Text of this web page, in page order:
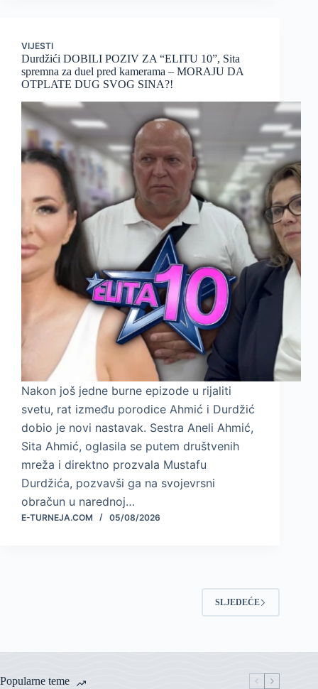
VIJESTI
Durdžići DOBILI POZIV ZA “ELITU 10”, Sita
spremna za duel pred kamerama – MORAJU DA
OTPLATE DUG SVOG SINA?!
Nakon još jedne burne epizode u rijaliti
svetu, rat između porodice Ahmić i Durdžić
dobio je novi nastavak. Sestra Aneli Ahmić,
Sita Ahmić, oglasila se putem društvenih
mreža i direktno prozvala Mustafu
Durdžića, pozvavši ga na svojevrsni
obračun u narednoj…
E-TURNEJA.COM 05/08/2026
SLJEDEĆE
Popularne teme